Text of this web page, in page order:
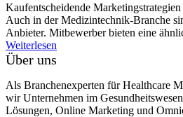
Kaufentscheidende
Auch in der Medizintechnik-Branche
Anbieter. Mitbewerber bieten eine
Weiterlesen
Über uns
Als Branchenexperten für Healthcare
wir Unternehmen im
Lösungen, Online Marketing und